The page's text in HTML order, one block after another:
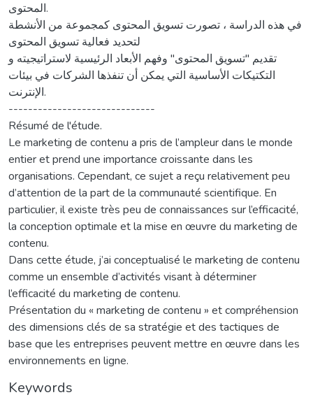
المحتوى.
في هذه الدراسة ، تصورت تسويق المحتوى كمجموعة من الأنشطة
لتحديد فعالية تسويق المحتوى
تقديم "تسويق المحتوى" وفهم الأبعاد الرئيسية لاستراتيجيته و
التكتيكات الأساسية التي يمكن أن تنفذها الشركات في بيئات
الإنترنت.
------------------------------
Résumé de l'étude.
Le marketing de contenu a pris de l’ampleur dans le monde
entier et prend une importance croissante dans les
organisations. Cependant, ce sujet a reçu relativement peu
d’attention de la part de la communauté scientifique. En
particulier, il existe très peu de connaissances sur l’efficacité,
la conception optimale et la mise en œuvre du marketing de
contenu.
Dans cette étude, j’ai conceptualisé le marketing de contenu
comme un ensemble d’activités visant à déterminer
l’efficacité du marketing de contenu.
Présentation du « marketing de contenu » et compréhension
des dimensions clés de sa stratégie et des tactiques de
base que les entreprises peuvent mettre en œuvre dans les
environnements en ligne.
Keywords